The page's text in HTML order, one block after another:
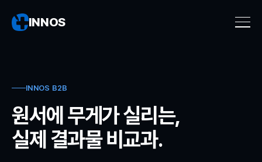
INNOS
INNOS B2B
원서에 무게가 실리는,
실제 결과물 비교과.